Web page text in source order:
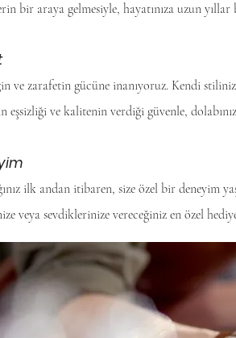
bir araya gelmesiyle, hayatınıza uzun
ve zarafetin gücüne inanıyoruz. Kendi
eşsizliği ve kalitenin verdiği güvenle,
ilk andan itibaren, size özel bir deneyim
veya sevdiklerinize vereceğiniz en özel